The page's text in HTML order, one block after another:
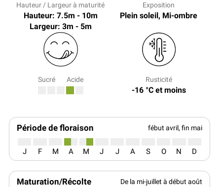
Hauteur / Largeur à maturité
Hauteur: 7.5m - 10m
Largeur: 3m - 5m
Exposition
Plein soleil, Mi-ombre
Sucré Acide Rusticité
-16 °C et moins
Période de floraison fébut avril, fin mai
J F M A M J J A S O N D
Maturation/Récolte De la mi-juillet à début août